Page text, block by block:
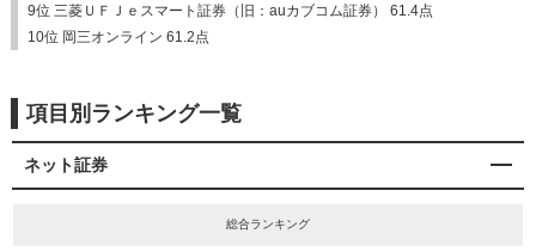
9位 三菱ＵＦＪｅスマート証券（旧：auカブコム証券） 61.4点
10位 岡三オンライン 61.2点
項目別ランキング一覧
ネット証券
総合ランキング